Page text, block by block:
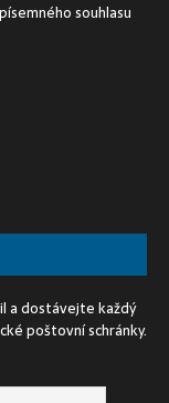
souhlasu
a dostávejte každý
poštovní schránky.